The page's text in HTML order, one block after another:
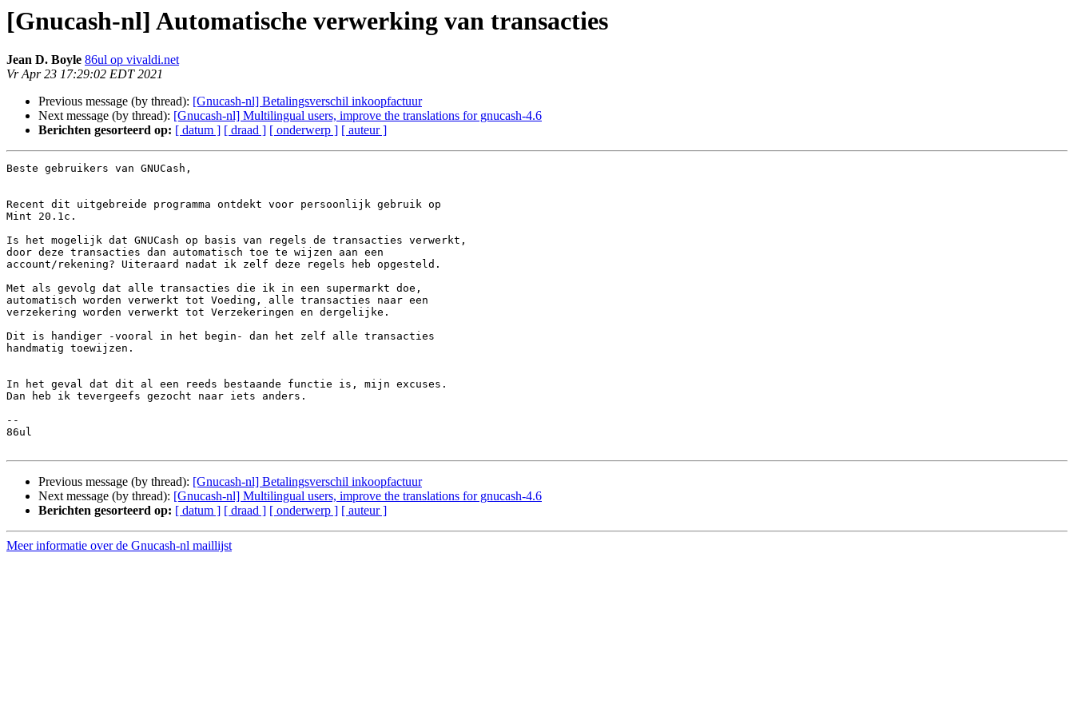
[Gnucash-nl] Automatische verwerking van transacties
Jean D. Boyle 86ul op vivaldi.net
Vr Apr 23 17:29:02 EDT 2021
Previous message (by thread): [Gnucash-nl] Betalingsverschil inkoopfactuur
Next message (by thread): [Gnucash-nl] Multilingual users, improve the translations for gnucash-4.6
Berichten gesorteerd op: [ datum ] [ draad ] [ onderwerp ] [ auteur ]
Beste gebruikers van GNUCash,
Recent dit uitgebreide programma ontdekt voor persoonlijk gebruik op
Mint 20.1c.
Is het mogelijk dat GNUCash op basis van regels de transacties verwerkt,
door deze transacties dan automatisch toe te wijzen aan een
account/rekening? Uiteraard nadat ik zelf deze regels heb opgesteld.
Met als gevolg dat alle transacties die ik in een supermarkt doe,
automatisch worden verwerkt tot Voeding, alle transacties naar een
verzekering worden verwerkt tot Verzekeringen en dergelijke.
Dit is handiger -vooral in het begin- dan het zelf alle transacties
handmatig toewijzen.
In het geval dat dit al een reeds bestaande functie is, mijn excuses.
Dan heb ik tevergeefs gezocht naar iets anders.
--
86ul
Previous message (by thread): [Gnucash-nl] Betalingsverschil inkoopfactuur
Next message (by thread): [Gnucash-nl] Multilingual users, improve the translations for gnucash-4.6
Berichten gesorteerd op: [ datum ] [ draad ] [ onderwerp ] [ auteur ]
Meer informatie over de Gnucash-nl maillijst